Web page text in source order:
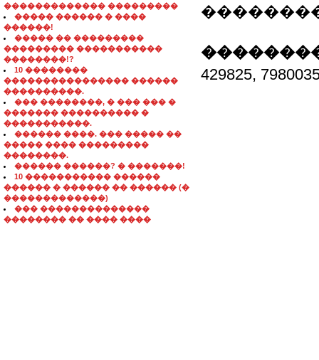
������������� ���������
����� ������ � ����
������!
����� �� ���������
��������� �����������
��������!?
10 ��������
���������������� ������
����������.
��� ��������, � ��� ��� �
������� ���������� �
�����������.
������ ����. ��� ����� ��
����� ���� ���������
��������.
������ ������? � �������!
10 ����������� ������
������ � ������ �� ������ (�
�������������)
��� ��������������
�������� �� ���� ����
429825,